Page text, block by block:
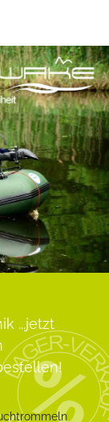
...jetzt